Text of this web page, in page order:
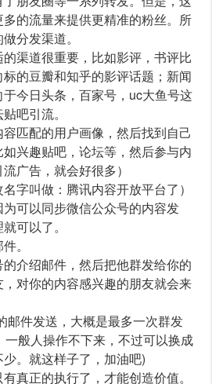
的流量来提供更精准的粉丝。所
分发渠道。
渠道很重要，比如影评，书评比
的豆瓣和知乎的影评话题；新闻
今日头条，百家号，uc大鱼号这
吧引流。
容匹配的用户画像，然后找到自己
兴趣贴吧，论坛等，然后参与内
广告，就会好很多）
字叫做：腾讯内容开放平台了）
可以同步微信公众号的内容发
可以了。
。
介绍邮件，然后把他群发给你的
对你的内容感兴趣的朋友就会来
邮件发送，大概是最多一次群发
般人操作不下来，不过可以换成
。就这样子了，加油吧)
真正的执行了，才能创造价值。